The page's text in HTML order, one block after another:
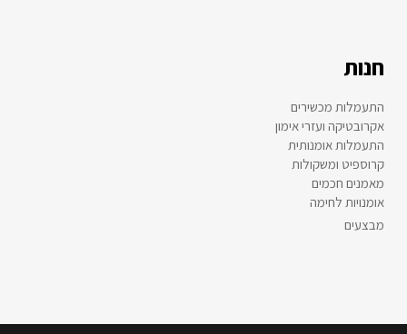
התעמלות מכשירים
אקרובטיקה ועזרי אימון
התעמלות אומנותית
קרוספיט ומשקולות
מאמנים חכמים
אומנויות לחימה
מבצעים